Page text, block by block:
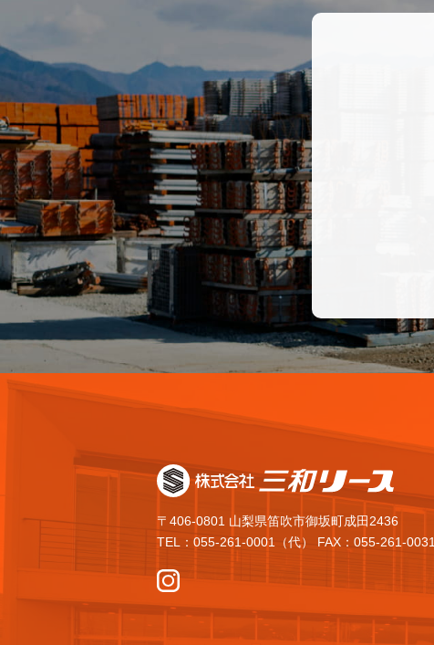
〒406-0801 山梨県笛吹市御坂町成田2436
TEL：055-261-0001（代） FAX：055-261-0031